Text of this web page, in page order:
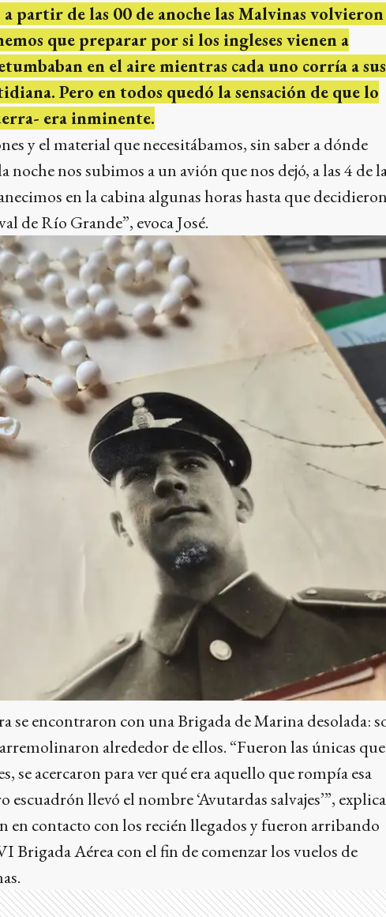
a partir de las 00 de anoche las Malvinas volvieron
que preparar por si los ingleses vienen a
en el aire mientras cada uno corría a sus
Pero en todos quedó la sensación de que lo
era inminente.
y el material que necesitábamos, sin saber a dónde
noche nos subimos a un avión que nos dejó, a las 4 de
en la cabina algunas horas hasta que decidieron
de Río Grande”, evoca José.
se encontraron con una Brigada de Marina desolada:
alrededor de ellos. “Fueron las únicas que
se acercaron para ver qué era aquello que rompía esa
llevó el nombre ‘Avutardas salvajes’”,
en contacto con los recién llegados y fueron arribando
Brigada Aérea con el fin de comenzar los vuelos de